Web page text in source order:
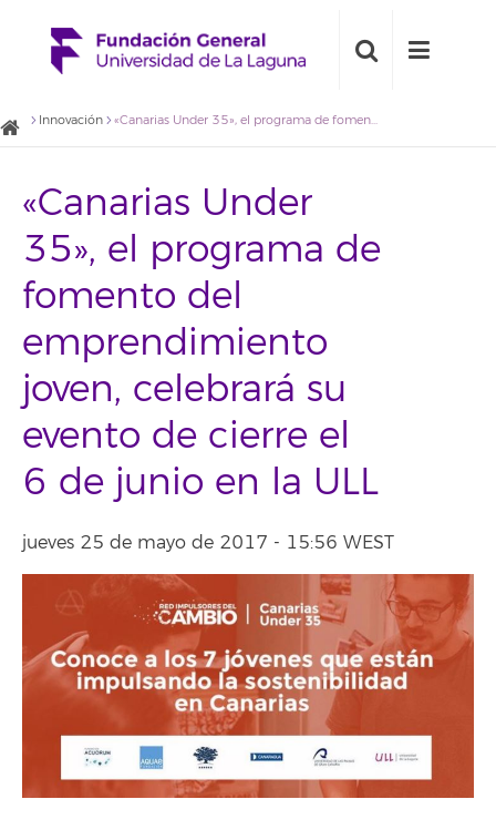
Innovación «Canarias Under 35», el programa de fomento del emprendimiento joven, celebrará su evento de cierre el 6 de junio en la ULL
«Canarias Under
35», el programa de
fomento del
emprendimiento
joven, celebrará su
evento de cierre el
6 de junio en la ULL
jueves 25 de mayo de 2017 - 15:56 WEST